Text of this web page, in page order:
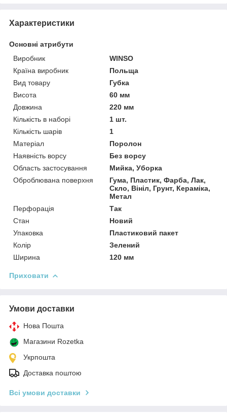
Характеристики
Основні атрибути
Виробник
WINSO
Країна виробник
Польща
Вид товару
Губка
Висота
60 мм
Довжина
220 мм
Кількість в наборі
1 шт.
Кількість шарів
1
Матеріал
Поролон
Наявність ворсу
Без ворсу
Область застосування
Мийка, Уборка
Оброблювана поверхня
Гума, Пластик, Фарба, Лак,
Скло, Вініл, Грунт, Кераміка,
Метал
Перфорація
Так
Стан
Новий
Упаковка
Пластиковий пакет
Колір
Зелений
Ширина
120 мм
Приховати
Умови доставки
Нова Пошта
Магазини Rozetka
Укрпошта
Доставка поштою
Всі умови доставки